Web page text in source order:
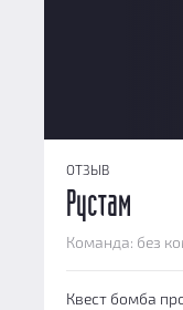
ОТЗЫВ
Рустам
Команда: без
Квест бомба